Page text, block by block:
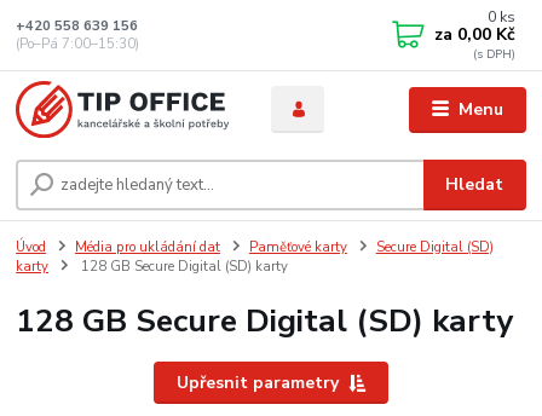
Menu
Hledat
+420 558 639 156
(Po–Pá 7:00–15:30)
0 ks
za 0,00 Kč
Úvod Média pro ukládání dat Paměťové karty
Secure Digital (SD)
karty
128 GB Secure Digital (SD) karty
128 GB Secure Digital (SD) karty
Upřesnit parametry